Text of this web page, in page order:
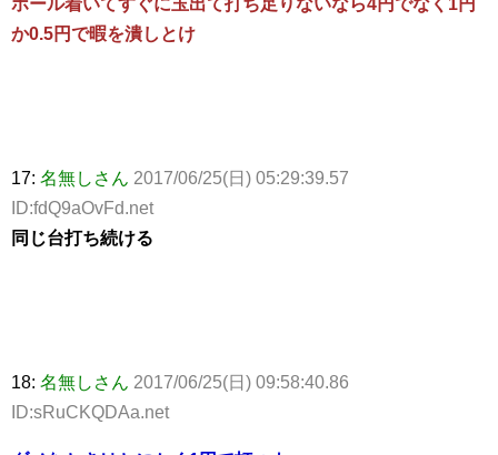
ホール着いてすぐに玉出て打ち足りないなら4円でなく1円
か0.5円で暇を潰しとけ
17: 名無しさん 2017/06/25(日) 05:29:39.57
ID:fdQ9aOvFd.net
同じ台打ち続ける
18: 名無しさん 2017/06/25(日) 09:58:40.86
ID:sRuCKQDAa.net